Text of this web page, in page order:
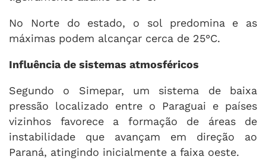
No Norte do estado, o sol predomina e as
máximas podem alcançar cerca de 25°C.
Influência de sistemas atmosféricos
Segundo o Simepar, um sistema de baixa
pressão localizado entre o Paraguai e países
vizinhos favorece a formação de áreas de
instabilidade que avançam em direção ao
Paraná, atingindo inicialmente a faixa oeste.